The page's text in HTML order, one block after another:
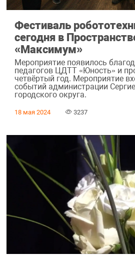
Фестиваль
сегодня в
«Максимум»
Мероприятие появилось
педагогов ЦДТТ «Юность» и
четвёртый год. Мероприятие
событий администрации
городского округа.
18 мая 2024 3237